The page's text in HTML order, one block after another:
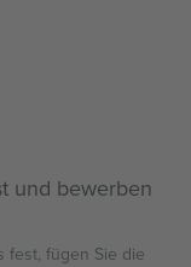
und bewerben
fest, fügen Sie die